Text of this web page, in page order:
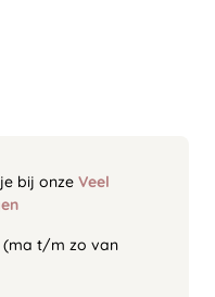
bij onze Veel
(ma t/m zo van